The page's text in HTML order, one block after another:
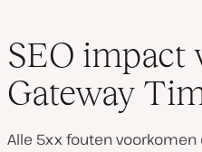
SEO impact
Gateway
Alle 5xx fouten